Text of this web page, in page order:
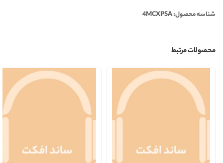
شناسه محصول: 4MCXPSA
محصولات مرتبط